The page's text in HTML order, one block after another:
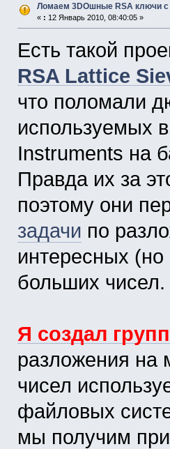
Ломаем 3DOшные RSA ключи
« : 12 Январь 2010, 08:40:05 »
Есть такой
RSA Lattice
что поломали
используемых
Instruments на
Правда их за
поэтому они
задачи по
интересных
больших чисел.
Я создал
разложения на
чисел
файловых
мы получим